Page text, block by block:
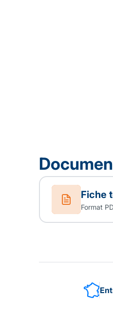
Fiche
Format